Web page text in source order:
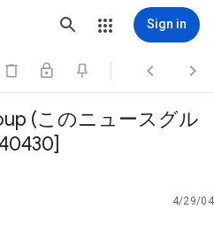
Sign in
  
(このニュースグル
4/29/04